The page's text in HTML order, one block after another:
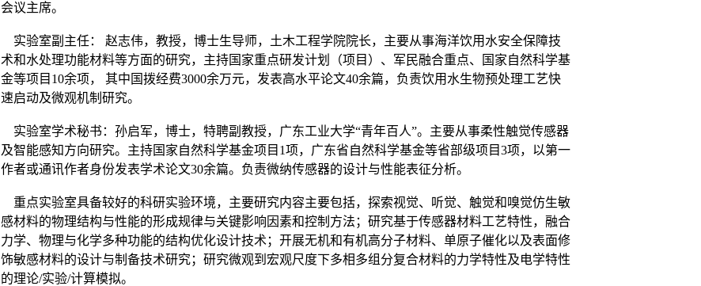
会议主席。
实验室副主任：
赵志伟，教授，博士生导师，土木工程学院院长，主要从事海洋饮用水安全保障技
术和水处理功能材料等方面的研究，主持国家重点研发计划（项目）、军民融合重点、国家自然科学基
金等项目 10余项， 其中国拨经费3000余万元，发表高水平论文40余篇，负责饮用水生物预处理工艺快
速启动及微观机制研究。
实验室学术秘书：孙启军，博士，特聘副教授，广东工业大学“青年百人”。主要从事柔性触觉传感器
及智能感知方向研究。主持国家自然科学基金项目 1项，广东省自然科学基金等省部级项目3项，以第一
作者或通讯作者身份发表学术论文30余篇。负责微纳传感器的设计与性能表征分析。
重点实验室具备较好的科研实验环境，主要研究内容主要包括，探索视觉、听觉、触觉和嗅觉仿生敏
感材料的物理结构与性能的形成规律与关键影响因素和控制方法；研究基于传感器材料工艺特性，融合
力学、物理与化学多种功能的结构优化设计技术；开展无机和有机高分子材料、单原子催化以及表面修
饰敏感材料的设计与制备技术研究；研究微观到宏观尺度下多相多组分复合材料的力学特性及电学特性
的理论/实验/计算模拟。